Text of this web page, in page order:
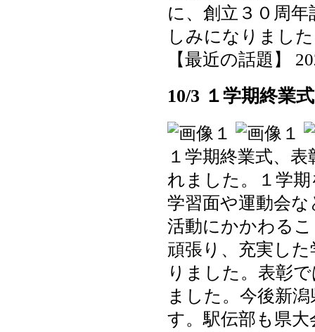
に、創立３０周
しみになりまし
【最近の話題】
10/3 １学期終業
１学期終業式、
れました。１学
学習面や運動会
活動にかかわる
頑張り、充実し
りました。表彰
ました。今後新
す。駅伝部も県